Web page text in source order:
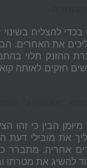
בכדי להצליח
את האחרים.
ההזנק תלוי
חזקים לאותה
מיומן הבין כי זהו
את מובילי
אחריה. מתברר כי
להשיג את